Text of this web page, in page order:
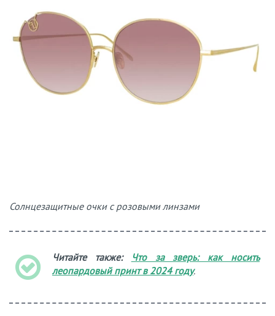
Солнцезащитные очки с розовыми линзами
Читайте также:
Что за зверь: как носить
леопардовый принт в 2024 году.